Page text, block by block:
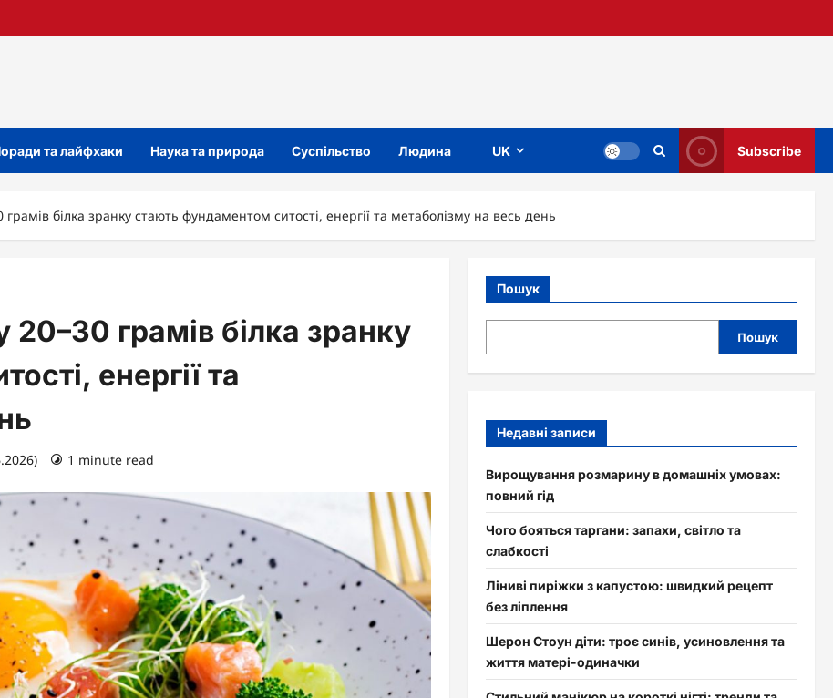
та лайфхаки Наука та природа Суспільство Людина UK Subscribe
білка зранку стають фундаментом ситості, енергії та метаболізму на весь день
20–30 грамів білка зранку
енергії та
1 minute read
Пошук
Пошук
Недавні записи
Вирощування розмарину в домашніх умовах:
повний гід
Чого бояться таргани: запахи, світло та
слабкості
Ліниві пиріжки з капустою: швидкий рецепт
без ліплення
Шерон Стоун діти: троє синів, усиновлення та
життя матері-одиначки